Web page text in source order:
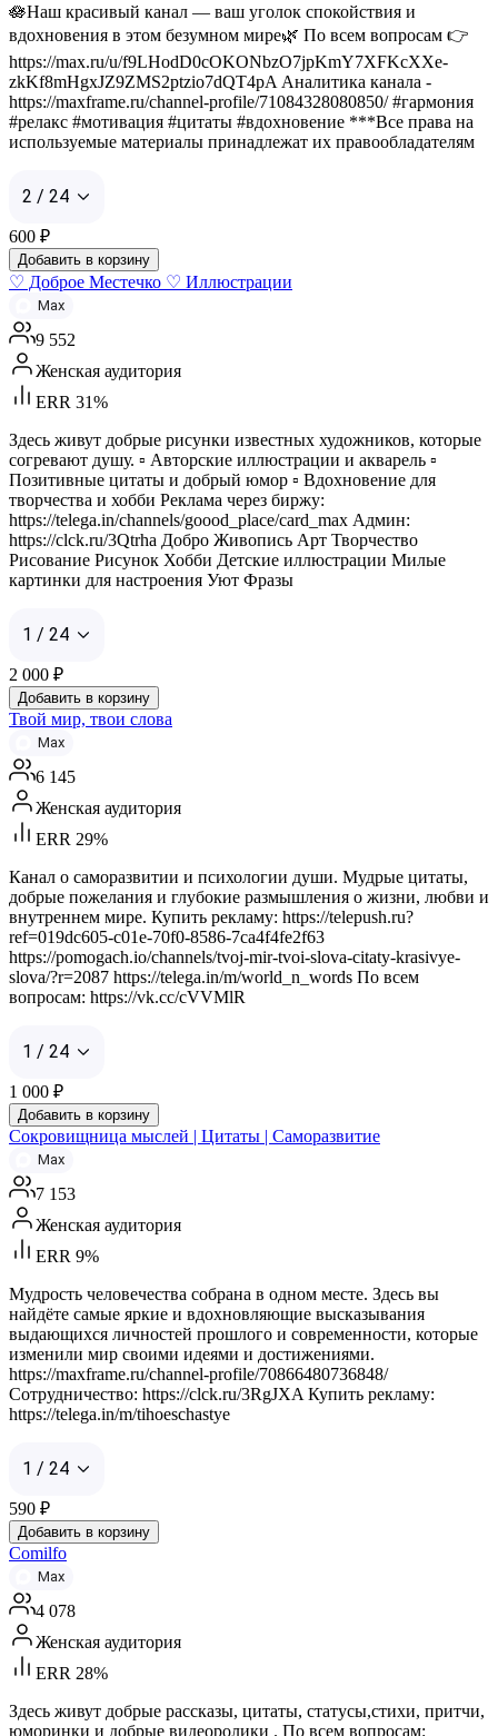
🪷Наш красивый канал — ваш уголок спокойствия и
вдохновения в этом безумном мире🌿 По всем вопросам 👉
https://max.ru/u/f9LHodD0cOKONbzO7jpKmY7XFKcXXe-
zkKf8mHgxJZ9ZMS2ptzio7dQT4pA Аналитика канала -
https://maxframe.ru/channel-profile/71084328080850/ #гармония
#релакс #мотивация #цитаты #вдохновение ***Все права на
используемые материалы принадлежат их правообладателям
2 / 24
600 ₽
Добавить в корзину
♡ Доброе Местечко ♡ Иллюстрации
Max
9 552
Женская аудитория
ERR 31%
Здесь живут добрые рисунки известных художников, которые
согревают душу. ▫︎ Авторские иллюстрации и акварель ▫︎
Позитивные цитаты и добрый юмор ▫︎ Вдохновение для
творчества и хобби Реклама через биржу:
https://telega.in/channels/goood_place/card_max Админ:
https://clck.ru/3Qtrha Добро Живопись Арт Творчество
Рисование Рисунок Хобби Детские иллюстрации Милые
картинки для настроения Уют Фразы
1 / 24
2 000 ₽
Добавить в корзину
Твой мир, твои слова
Max
6 145
Женская аудитория
ERR 29%
Канал о саморазвитии и психологии души. Мудрые цитаты,
добрые пожелания и глубокие размышления о жизни, любви и
внутреннем мире. Купить рекламу: https://telepush.ru?
ref=019dc605-c01e-70f0-8586-7ca4f4fe2f63
https://pomogach.io/channels/tvoj-mir-tvoi-slova-citaty-krasivye-
slova/?r=2087 https://telega.in/m/world_n_words По всем
вопросам: https://vk.cc/cVVMlR
1 / 24
1 000 ₽
Добавить в корзину
Сокровищница мыслей | Цитаты | Саморазвитие
Max
7 153
Женская аудитория
ERR 9%
Мудрость человечества собрана в одном месте. Здесь вы
найдёте самые яркие и вдохновляющие высказывания
выдающихся личностей прошлого и современности, которые
изменили мир своими идеями и достижениями.
https://maxframe.ru/channel-profile/70866480736848/
Сотрудничество: https://clck.ru/3RgJXA Купить рекламу:
https://telega.in/m/tihoeschastye
1 / 24
590 ₽
Добавить в корзину
Comilfo
Max
4 078
Женская аудитория
ERR 28%
Здесь живут добрые рассказы, цитаты, статусы,стихи, притчи,
юморинки и добрые видеоролики . По всем вопросам: